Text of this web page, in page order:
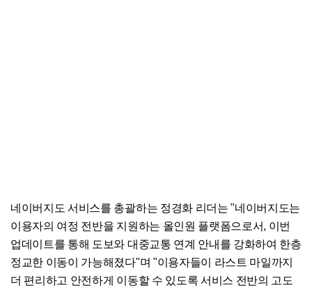
네이버지도 서비스를 총괄하는 정경화 리더는 "네이버지도는
이용자의 여정 전반을 지원하는 올인원 플랫폼으로서, 이번
업데이트를 통해 도보와 대중교통 연계 안내를 강화하여 한층
정교한 이동이 가능해졌다"며 "이용자들이 라스트 마일까지
더 편리하고 안전하게 이동할 수 있도록 서비스 전반의 고도